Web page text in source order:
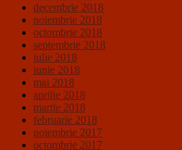
decembrie 2018
noiembrie 2018
octombrie 2018
septembrie 2018
iulie 2018
iunie 2018
mai 2018
aprilie 2018
martie 2018
februarie 2018
noiembrie 2017
octombrie 2017